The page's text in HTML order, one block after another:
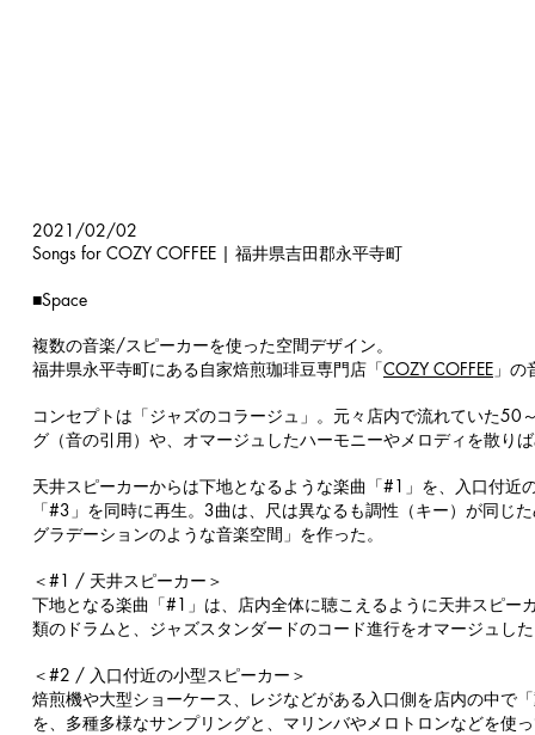
2021/02/02
Songs for COZY COFFEE | 福井県吉田郡永平寺町
■Space
​​複数の音楽/スピーカーを使った空間デザイン。
福井県永平寺町にある自家焙煎珈琲豆専門店「COZY COFFEE 」の
コンセプトは「ジャズのコラージュ」。元々店内で流れていた
グ（音の引用）や、オマージュしたハーモニーやメロディを散り
天井スピーカーからは下地となるような楽曲「#1」を、入口付
「#3」を同時に再生。3曲は、尺は異なるも調性（キー）が同じ
グラデーションのような音楽空間」を作った。
＜#1 / 天井スピーカー＞
下地となる楽曲「#1」は、店内全体に聴こえるように天井スピ
類のドラムと、ジャズスタンダードのコード進行をオマージュし
＜#2 / 入口付近の小型スピーカー＞
焙煎機や大型ショーケース、レジなどがある入口側を店内の中で
を、多種多様なサンプリングと、マリンバやメロトロンなどを使